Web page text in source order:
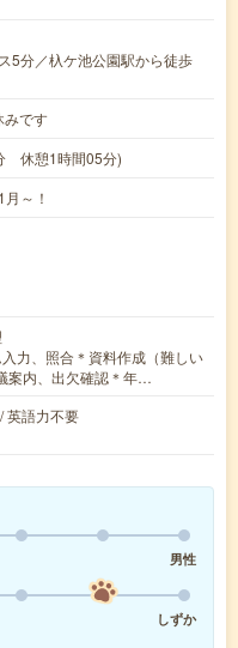
5分／杁ケ池公園駅から徒歩
です
休憩1時間05分)
～！
力、照合＊資料作成（難しい
案内、出欠確認＊年…
英語力不要
男性
しずか